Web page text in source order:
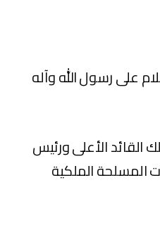
على رسول الله وآله
القائد الأعلى ورئيس
المسلحة الملكية